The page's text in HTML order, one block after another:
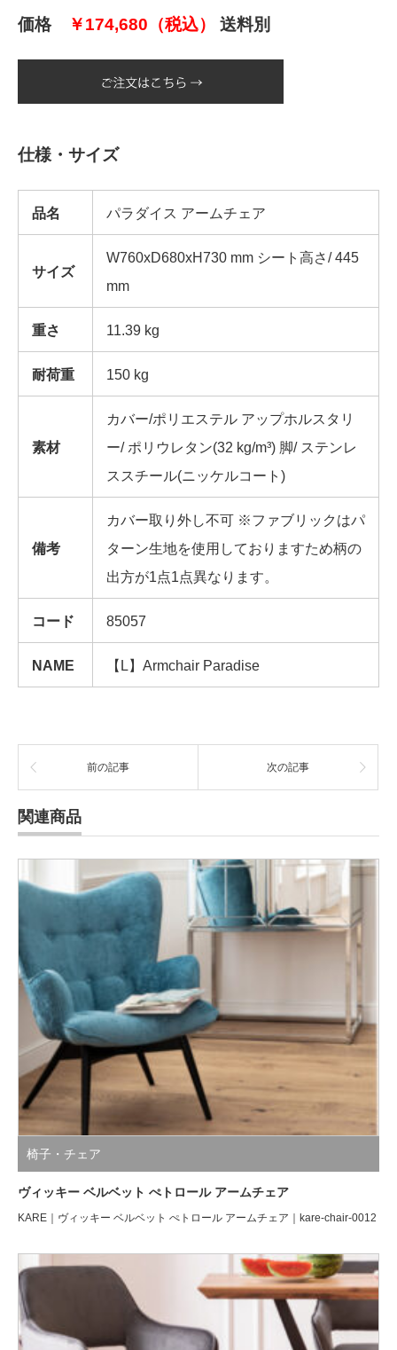
価格 ￥174,680（税込） 送料別
仕様・サイズ
品名 パラダイス アームチェア
サイズ
W760xD680xH730 mm シート高さ/ 445
mm
重さ 11.39 kg
耐荷重 150 kg
素材
カバー/ポリエステル アップホルスタリ
ー/ ポリウレタン(32 kg/m³) 脚/ ステンレ
ススチール(ニッケルコート)
備考
カバー取り外し不可 ※ファブリックはパ
ターン生地を使用しておりますため柄の
出方が1点1点異なります。
コード 85057
NAME 【L】Armchair Paradise
前の記事 次の記事
関連商品
椅子・チェア
ヴィッキー ベルベット ぺトロール アームチェア
KARE｜ヴィッキー ベルベット ぺトロール アームチェア｜kare-chair-0012